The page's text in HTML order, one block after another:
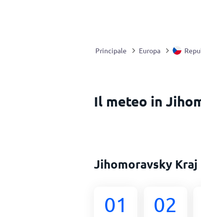
Principale Europa
Il meteo in
Jihomoravsky
01 02